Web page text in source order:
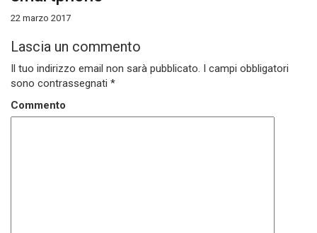
22 marzo 2017
Lascia un commento
Il tuo indirizzo email non sarà pubblicato. I campi obbligatori
sono contrassegnati *
Commento